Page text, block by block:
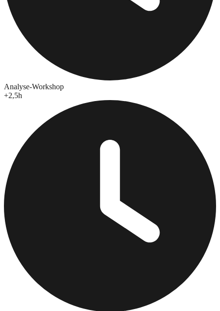
Analyse-Workshop
+2,5h